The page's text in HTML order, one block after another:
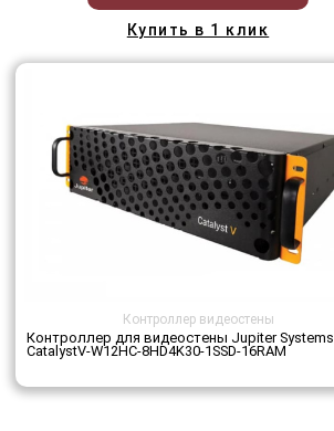
Купить в 1 клик
Контроллер видеостены
Контроллер для видеостены Jupiter Systems
CatalystV-W12HC-8HD4K30-1SSD-16RAM